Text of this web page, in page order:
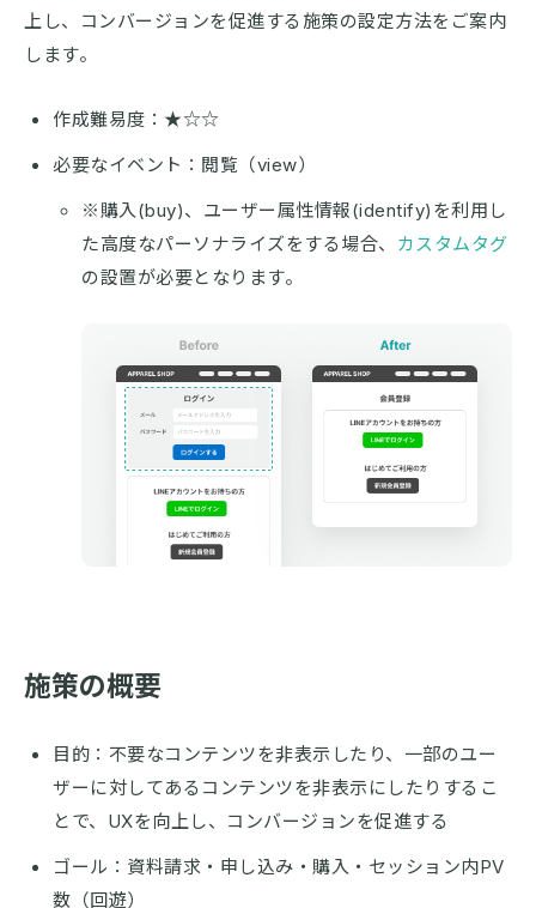
上し、コンバージョンを促進する施策の設定方法をご案内
します。
作成難易度：★☆☆
必要なイベント：閲覧（view）
※購入(buy)、ユーザー属性情報(identify)を利用し
た高度なパーソナライズをする場合、 カスタムタグ
の設置が必要となります。
施策の概要
目的：不要なコンテンツを非表示したり、一部のユー
ザーに対してあるコンテンツを非表示にしたりするこ
とで、UXを向上し、コンバージョンを促進する
ゴール：資料請求・申し込み・購入・セッション内PV
数（回遊）